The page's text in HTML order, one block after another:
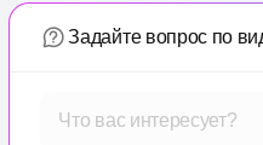
Задайте вопрос по
Что вас интересует?